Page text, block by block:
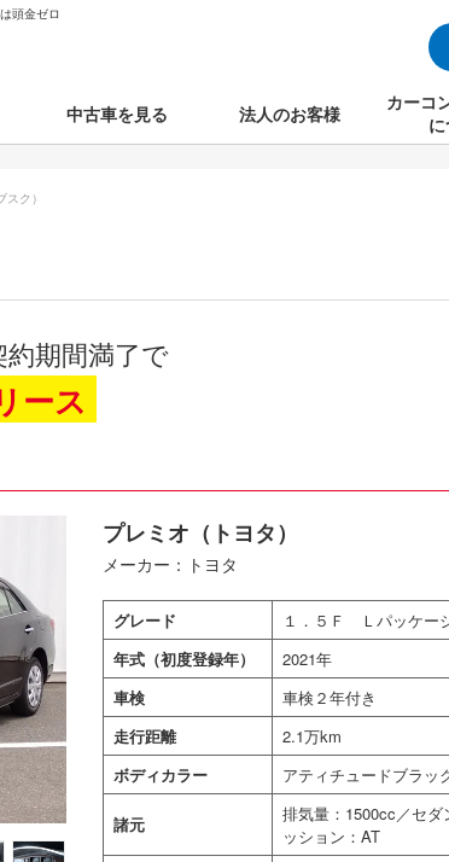
頭金ゼロ
クルマを見る
納車）
中古車を見る 法人のお客様
カーコ
ク）
期間満了で
ース
プレミオ（トヨタ）
メーカー：トヨタ
グレード
１．５Ｆ Ｌパッケー
年式（初度登録年）
2021年
車検
車検２年付き
走行距離
2.1万km
ボディカラー
アティチュードブラッ
諸元
排気量：1500cc／セダ
ッション：AT